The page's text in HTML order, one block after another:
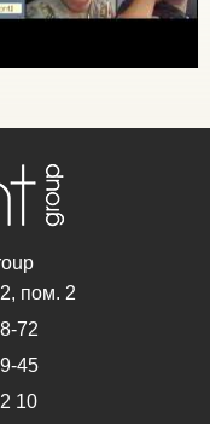
пом. 2
72
45
10